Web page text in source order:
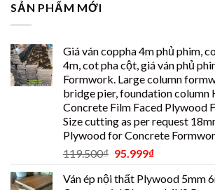
SẢN PHẨM MỚI
Giá ván coppha 4m phủ phim,
4m, cot pha cột, giá ván phủ
Formwork. Large column
bridge pier, foundation column
Concrete Film Faced Plywood
Size cutting as per request
Plywood for Concrete
119.500₫ 95.999₫
Ván ép nội thất Plywood 5mm